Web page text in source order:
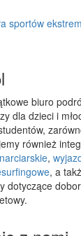
biuro
dla dzieci i
również
,
, a
dotyczące